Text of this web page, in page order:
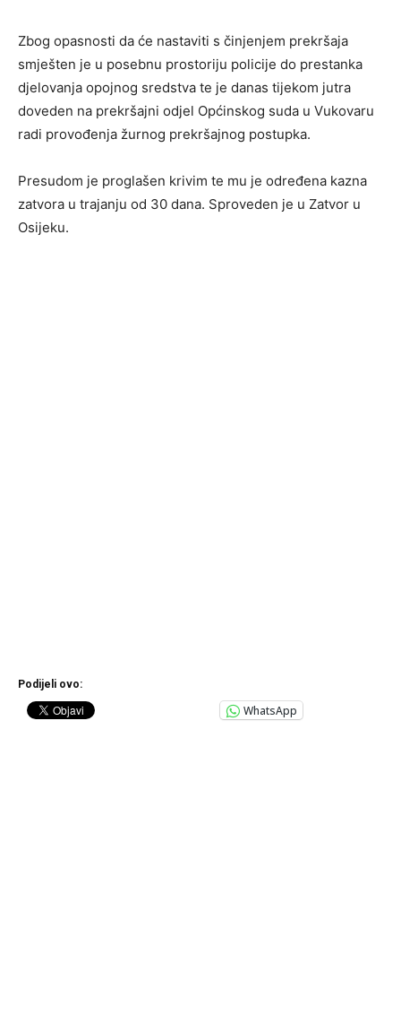
Zbog opasnosti da će nastaviti s činjenjem prekršaja
smješten je u posebnu prostoriju policije do prestanka
djelovanja opojnog sredstva te je danas tijekom jutra
doveden na prekršajni odjel Općinskog suda u Vukovaru
radi provođenja žurnog prekršajnog postupka.
Presudom je proglašen krivim te mu je određena kazna
zatvora u trajanju od 30 dana. Sproveden je u Zatvor u
Osijeku.
Podijeli ovo:
WhatsApp